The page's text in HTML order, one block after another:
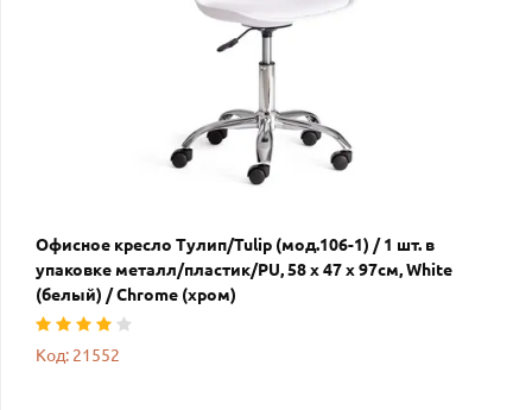
Офисное кресло Тулип/Tulip (мод.106-1) / 1 шт. в
упаковке металл/пластик/PU, 58 x 47 x 97см, White
(белый) / Chrome (хром)
Код: 21552